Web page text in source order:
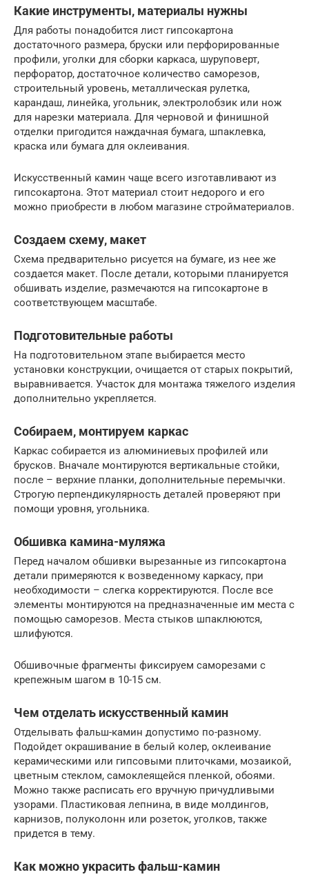
Какие инструменты, материалы нужны
Для работы понадобится лист гипсокартона
достаточного размера, бруски или перфорированные
профили, уголки для сборки каркаса, шуруповерт,
перфоратор, достаточное количество саморезов,
строительный уровень, металлическая рулетка,
карандаш, линейка, угольник, электролобзик или нож
для нарезки материала. Для черновой и финишной
отделки пригодится наждачная бумага, шпаклевка,
краска или бумага для оклеивания.
Искусственный камин чаще всего изготавливают из
гипсокартона. Этот материал стоит недорого и его
можно приобрести в любом магазине стройматериалов.
Создаем схему, макет
Схема предварительно рисуется на бумаге, из нее же
создается макет. После детали, которыми планируется
обшивать изделие, размечаются на гипсокартоне в
соответствующем масштабе.
Подготовительные работы
На подготовительном этапе выбирается место
установки конструкции, очищается от старых покрытий,
выравнивается. Участок для монтажа тяжелого изделия
дополнительно укрепляется.
Собираем, монтируем каркас
Каркас собирается из алюминиевых профилей или
брусков. Вначале монтируются вертикальные стойки,
после – верхние планки, дополнительные перемычки.
Строгую перпендикулярность деталей проверяют при
помощи уровня, угольника.
Обшивка камина-муляжа
Перед началом обшивки вырезанные из гипсокартона
детали примеряются к возведенному каркасу, при
необходимости – слегка корректируются. После все
элементы монтируются на предназначенные им места с
помощью саморезов. Места стыков шпаклюются,
шлифуются.
Обшивочные фрагменты фиксируем саморезами с
крепежным шагом в 10-15 см.
Чем отделать искусственный камин
Отделывать фальш-камин допустимо по-разному.
Подойдет окрашивание в белый колер, оклеивание
керамическими или гипсовыми плиточками, мозаикой,
цветным стеклом, самоклеящейся пленкой, обоями.
Можно также расписать его вручную причудливыми
узорами. Пластиковая лепнина, в виде молдингов,
карнизов, полуколонн или розеток, уголков, также
придется в тему.
Как можно украсить фальш-камин